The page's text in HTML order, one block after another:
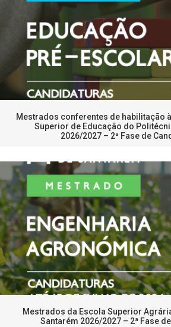
Mestrados conferentes de habilitação
Superior de Educação do
2026/2027 – 2ª Fase de
Mestrados da Escola Superior
Santarém 2026/2027 – 2ª Fase